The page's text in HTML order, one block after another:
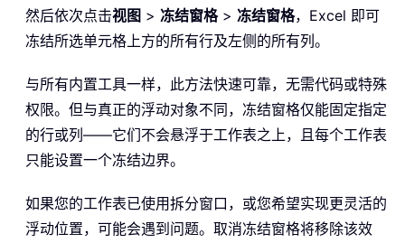
然后依次点击视图 > 冻结窗格> 冻结窗格，Excel 即可
冻结所选单元格上方的所有行及左侧的所有列。
与所有内置工具一样，此方法快速可靠，无需代码或特殊
权限。但与真正的浮动对象不同，冻结窗格仅能固定指定
的行或列——它们不会悬浮于工作表之上，且每个工作表
只能设置一个冻结边界。
如果您的工作表已使用拆分窗口，或您希望实现更灵活的
浮动位置，可能会遇到问题。取消冻结窗格将移除该效